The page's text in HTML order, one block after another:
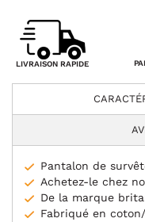
LIVRAISON RAPIDE
Pantalon de
Achetez-le chez
De la marque
Fabriqué en